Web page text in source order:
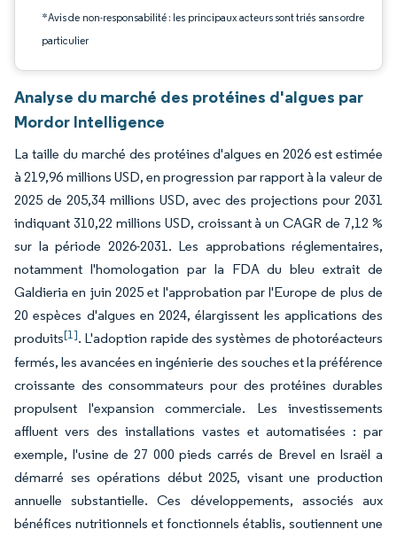
*Avis de non-responsabilité : les principaux acteurs sont triés sans ordre
particulier
Analyse du marché des protéines d'algues par
Mordor Intelligence
La taille du marché des protéines d'algues en 2026 est estimée
à 219,96 millions USD, en progression par rapport à la valeur de
2025 de 205,34 millions USD, avec des projections pour 2031
indiquant 310,22 millions USD, croissant à un CAGR de 7,12 %
sur la période 2026-2031. Les approbations réglementaires,
notamment l'homologation par la FDA du bleu extrait de
Galdieria en juin 2025 et l'approbation par l'Europe de plus de
20 espèces d'algues en 2024, élargissent les applications des
produits[1]. L'adoption rapide des systèmes de photoréacteurs
fermés, les avancées en ingénierie des souches et la préférence
croissante des consommateurs pour des protéines durables
propulsent l'expansion commerciale. Les investissements
affluent vers des installations vastes et automatisées : par
exemple, l'usine de 27 000 pieds carrés de Brevel en Israël a
démarré ses opérations début 2025, visant une production
annuelle substantielle. Ces développements, associés aux
bénéfices nutritionnels et fonctionnels établis, soutiennent une